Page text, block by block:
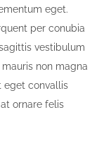
eget.
per conubia
vestibulum
non magna
eget convallis
ornare felis